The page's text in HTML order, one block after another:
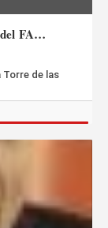
FA…
Torre de las